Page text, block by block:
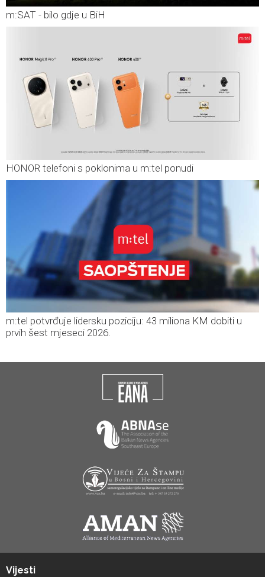
m:SAT - bilo gdje u BiH
HONOR telefoni s poklonima u m:tel ponudi
m:tel potvrđuje lidersku poziciju: 43 miliona KM dobiti u
prvih šest mjeseci 2026.
Vijesti